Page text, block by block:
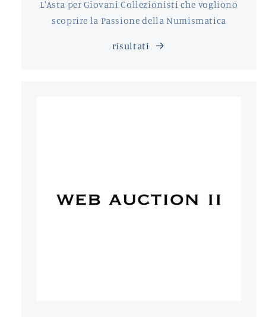
L'Asta per Giovani Collezionisti che vogliono
scoprire la Passione della Numismatica
risultati